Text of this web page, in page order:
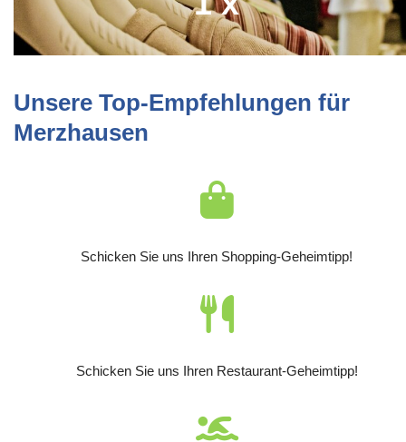
Unsere Top-Empfehlungen für
Merzhausen
Schicken Sie uns Ihren Shopping-Geheimtipp!
Schicken Sie uns Ihren Restaurant-Geheimtipp!